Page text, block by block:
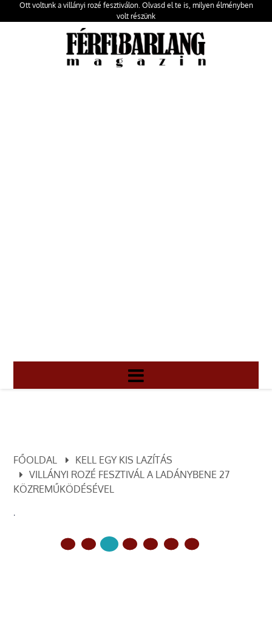
Ott voltunk a villányi rozé fesztiválon. Olvasd el te is, milyen élményben
volt részünk
FŐOLDAL
KELL EGY KIS LAZÍTÁS
VILLÁNYI ROZÉ FESZTIVÁL A LADÁNYBENE 27
KÖZREMŰKÖDÉSÉVEL
.